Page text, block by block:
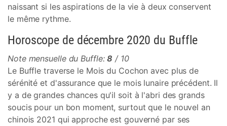
naissant si les aspirations de la vie à deux conservent
le même rythme.
Horoscope de décembre 2020 du Buffle
Note mensuelle du Buffle:8 / 10
Le Buffle traverse le Mois du Cochon avec plus de
sérénité et d'assurance que le mois lunaire précédent. Il
y a de grandes chances qu'il soit à l'abri des grands
soucis pour un bon moment, surtout que le nouvel an
chinois 2021 qui approche est gouverné par ses